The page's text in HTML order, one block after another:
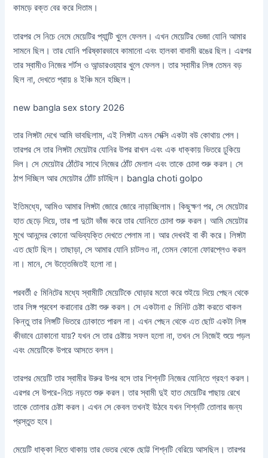
কামড়ে রক্ত ​​বের করে দিতাম।
তারপর সে নিচে নেমে মেয়েটির প্যান্টি খুলে ফেলল। এখন মেয়েটির ভেজা যোনি আমার
সামনে ছিল। তার যোনি পরিষ্কারভাবে কামানো এবং হালকা বাদামী রঙের ছিল। এরপর
তার স্বামীও নিজের শর্টস ও আন্ডারওয়্যার খুলে ফেলল। তার স্বামীর লিঙ্গ তেমন বড়
ছিল না, দেখতে প্রায় ৪ ইঞ্চি মনে হচ্ছিল।
new bangla sex story 2026
তার লিঙ্গটা দেখে আমি ভাবছিলাম, এই লিঙ্গটা এমন সেক্সি একটা বউ কোথায় পেল।
তারপর সে তার লিঙ্গটা মেয়েটার যোনির উপর রাখল এবং এক ধাক্কায় ভিতরে ঢুকিয়ে
দিল। সে মেয়েটার ঠোঁটের সাথে নিজের ঠোঁট মেলাল এবং তাকে চোদা শুরু করল। সে
ঠাপ দিচ্ছিল আর মেয়েটার ঠোঁট চাটছিল। bangla choti golpo
ইতিমধ্যে, আমিও আমার লিঙ্গটা জোরে জোরে নাড়াচ্ছিলাম। কিছুক্ষণ পর, সে মেয়েটার
হাত ছেড়ে দিয়ে, তার পা দুটো ভাঁজ করে তার যোনিতে চোদা শুরু করল। আমি মেয়েটার
মুখে আনন্দের কোনো অভিব্যক্তি দেখতে পেলাম না। আর দেখবই বা কী করে। লিঙ্গটা
এত ছোট ছিল। তাছাড়া, সে আমার যোনি চাটলও না, তেমন কোনো ফোরপ্লেও করল
না। মানে, সে উত্তেজিতই হলো না।
পরবর্তী ৫ মিনিটের মধ্যে স্বামীটি মেয়েটিকে ঘোড়ার মতো করে শুইয়ে দিয়ে পেছন থেকে
তার লিঙ্গ প্রবেশ করানোর চেষ্টা শুরু করল। সে একটানা ৫ মিনিট চেষ্টা করতে থাকল
কিন্তু তার লিঙ্গটি ভিতরে ঢোকাতে পারল না। এখন পেছন থেকে এত ছোট একটা লিঙ্গ
কীভাবে ঢোকানো যায়? যখন সে তার চেষ্টায় সফল হলো না, তখন সে নিজেই শুয়ে পড়ল
এবং মেয়েটিকে উপরে আসতে বলল।
তারপর মেয়েটি তার স্বামীর উরুর উপর বসে তার শিশ্নটি নিজের যোনিতে গ্রহণ করল।
এরপর সে উপরে-নিচে নড়তে শুরু করল। তার স্বামী দুই হাত মেয়েটির পাছায় রেখে
তাকে তোলার চেষ্টা করল। এখন সে কেবল তখনই উঠবে যখন শিশ্নটি তোলার জন্য
প্রস্তুত হবে।
মেয়েটি ধাক্কা দিতে থাকায় তার ভেতর থেকে ছোট্ট শিশ্নটি বেরিয়ে আসছিল। তারপর